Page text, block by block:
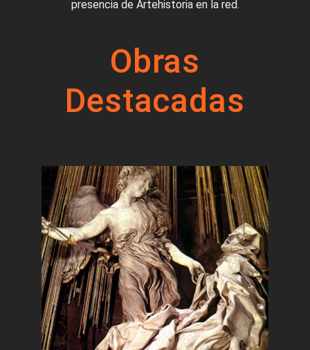
presencia de Artehistoria en la red.
Obras
Destacadas